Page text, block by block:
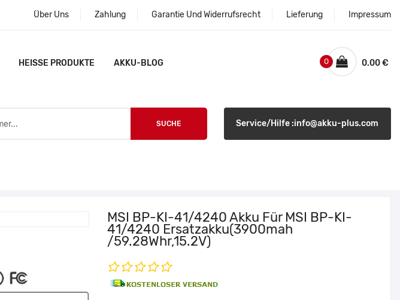
Über Uns Zahlung Garantie Und Widerrufsrecht Lieferung Impressum
HEISSE PRODUKTE AKKU-BLOG 0.00 €
0
SUCHE Service/Hilfe :info@akku-plus.com
MSI BP-KI-41/4240 Akku Für MSI BP-KI-
41/4240 Ersatzakku(3900mah
/59.28Whr,15.2V)